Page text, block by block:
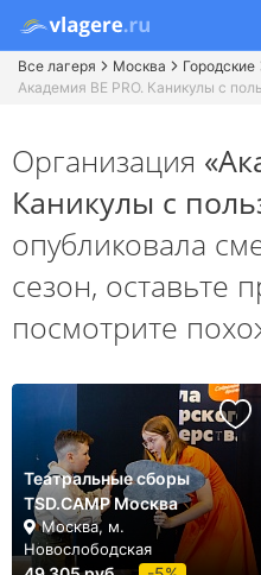
Все лагеря Москва
Городские
Академия BE PRO. Каникулы с
Организация
Каникулы с
опубликовала
сезон, оставьте
посмотрите
Театральные сборы
TSD.CAMP Москва
Москва, м.
Новослободская